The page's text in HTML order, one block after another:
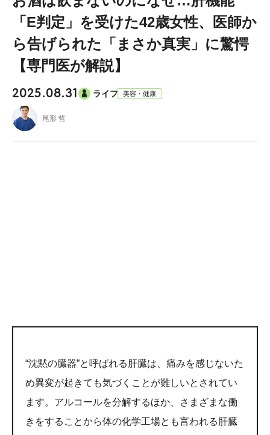
「E判定」を受けた42歳女性、医師か
ら告げられた「まさか真実」に驚愕
【専門医が解説】
2025.08.31 ライフ 美容・健康
尾形 哲
“沈黙の臓器”と呼ばれる肝臓は、痛みを感じないた
め異変が起きても気づくことが難しいとされてい
ます。アルコールを分解するほか、さまざまな働
きをすることから体の化学工場とも言われる肝臓